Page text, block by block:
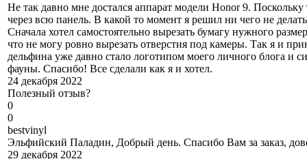
Не так давно мне достался аппарат модели Honor 9.
через всю панель. В какой то момент я решил ни чего не
Сначала хотел самостоятельно вырезать бумагу нужного
что не могу ровно вырезать отверстия под камеры. Так я и
дельфина уже давно стало логотипом моего личного блога и
фауны. Спасибо! Все сделали как я и хотел.
24 декабря 2022
Полезный отзыв?
0
0
bestvinyl
Эльфийский Паладин, Добрый день. Спасибо Вам за заказ,
29 декабря 2022